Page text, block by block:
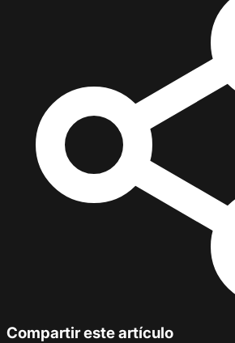
Compartir este artículo